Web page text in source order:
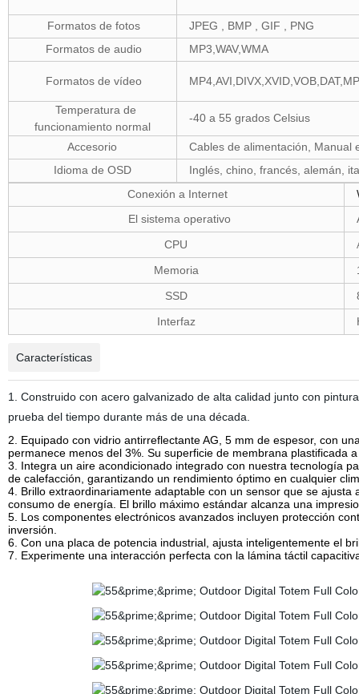
Formatos de fotos
JPEG , BMP , GIF , PNG
Formatos de audio
MP3,WAV,WMA
Formatos de vídeo
Temperatura de
funcionamiento normal
-40 a 55 grados Celsius
Accesorio
Cables de alimentación, Manual
Idioma de OSD
Inglés, chino, francés, alemán,
Conexión a Internet
El sistema operativo
CPU
Memoria
SSD
Interfaz
Características
1. Construido con acero galvanizado de alta calidad junto con
prueba del tiempo durante más de una década.
2. Equipado con vidrio antirreflectante AG, 5 mm de espesor, con
permanece menos del 3%. Su superficie de membrana plastificada
3. Integra un aire acondicionado integrado con nuestra tecnología
de calefacción, garantizando un rendimiento óptimo en cualquier
4. Brillo extraordinariamente adaptable con un sensor que se
consumo de energía. El brillo máximo estándar alcanza una
5. Los componentes electrónicos avanzados incluyen protección
inversión.
6. Con una placa de potencia industrial, ajusta inteligentemente el
7. Experimente una interacción perfecta con la lámina táctil